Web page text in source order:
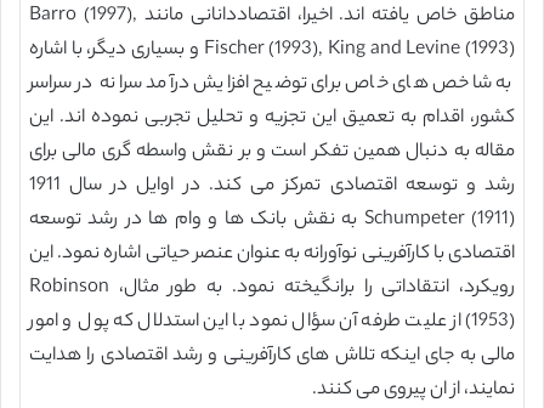
مناطق خاص یافته اند. اخیرا، اقتصاددانانی مانند Barro (1997),
Fischer (1993), King and Levine (1993) و بسیاری دیگر، با اشاره
به شاخص های خاص برای توضیح افزایش درآمد سرانه در سراسر
کشور، اقدام به تعمیق این تجزیه و تحلیل تجربی نموده اند. این
مقاله به دنبال همین تفکر است و بر نقش واسطه گری مالی برای
رشد و توسعه اقتصادی تمرکز می کند. در اوایل در سال 1911
Schumpeter (1911) به نقش بانک ها و وام ها در رشد توسعه
اقتصادی با کارآفرینی نوآورانه به عنوان عنصر حیاتی اشاره نمود. این
رویکرد، انتقاداتی را برانگیخته نمود. به طور مثال، Robinson
(1953) از علیت طرفه آن سؤال نمود با این استدلال که پول و امور
مالی به جای اینکه تلاش های کارآفرینی و رشد اقتصادی را هدایت
نمایند، از ان پیروی می کنند.